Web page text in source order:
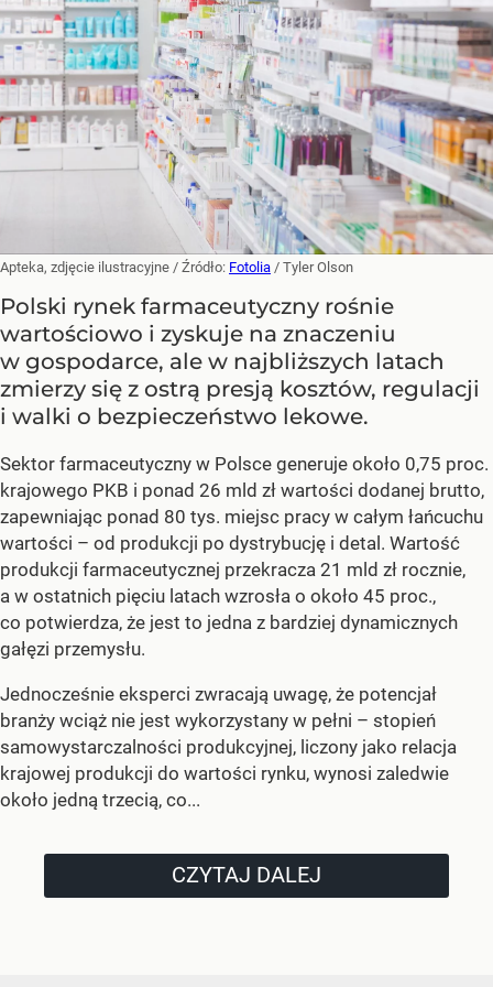
Apteka, zdjęcie ilustracyjne / Źródło: Fotolia / Tyler Olson
Polski rynek farmaceutyczny rośnie
wartościowo i zyskuje na znaczeniu
w gospodarce, ale w najbliższych latach
zmierzy się z ostrą presją kosztów, regulacji
i walki o bezpieczeństwo lekowe.
Sektor farmaceutyczny w Polsce generuje około 0,75 proc.
krajowego PKB i ponad 26 mld zł wartości dodanej brutto,
zapewniając ponad 80 tys. miejsc pracy w całym łańcuchu
wartości – od produkcji po dystrybucję i detal. Wartość
produkcji farmaceutycznej przekracza 21 mld zł rocznie,
a w ostatnich pięciu latach wzrosła o około 45 proc.,
co potwierdza, że jest to jedna z bardziej dynamicznych
gałęzi przemysłu.
Jednocześnie eksperci zwracają uwagę, że potencjał
branży wciąż nie jest wykorzystany w pełni – stopień
samowystarczalności produkcyjnej, liczony jako relacja
krajowej produkcji do wartości rynku, wynosi zaledwie
około jedną trzecią, co...
CZYTAJ DALEJ